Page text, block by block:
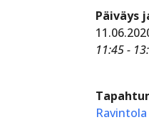
Päiväys
11:45 -